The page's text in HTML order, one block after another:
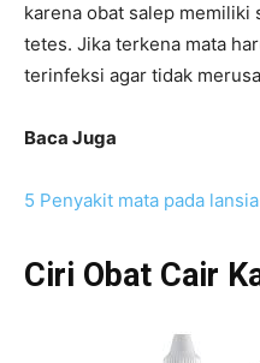
karena obat salep memiliki
tetes. Jika terkena mata
terinfeksi agar tidak
Baca Juga
5 Penyakit mata pada lansia
Ciri Obat Cair